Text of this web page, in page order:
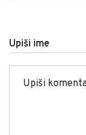
Upiši ime